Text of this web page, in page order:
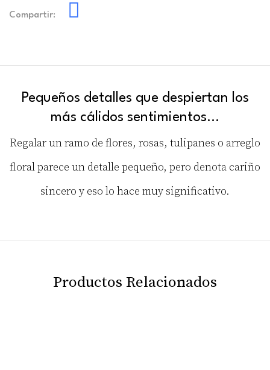
Compartir:
Pequeños detalles que despiertan los
más cálidos sentimientos…
Regalar un ramo de flores, rosas, tulipanes o arreglo
floral parece un detalle pequeño, pero denota cariño
sincero y eso lo hace muy significativo.
Productos Relacionados